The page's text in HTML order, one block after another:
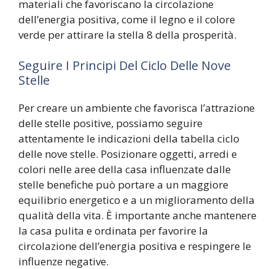
materiali che favoriscano la circolazione
dell’energia positiva, come il legno e il colore
verde per attirare la stella 8 della prosperità.
Seguire I Principi Del Ciclo Delle Nove
Stelle
Per creare un ambiente che favorisca l’attrazione
delle stelle positive, possiamo seguire
attentamente le indicazioni della tabella ciclo
delle nove stelle. Posizionare oggetti, arredi e
colori nelle aree della casa influenzate dalle
stelle benefiche può portare a un maggiore
equilibrio energetico e a un miglioramento della
qualità della vita. È importante anche mantenere
la casa pulita e ordinata per favorire la
circolazione dell’energia positiva e respingere le
influenze negative.